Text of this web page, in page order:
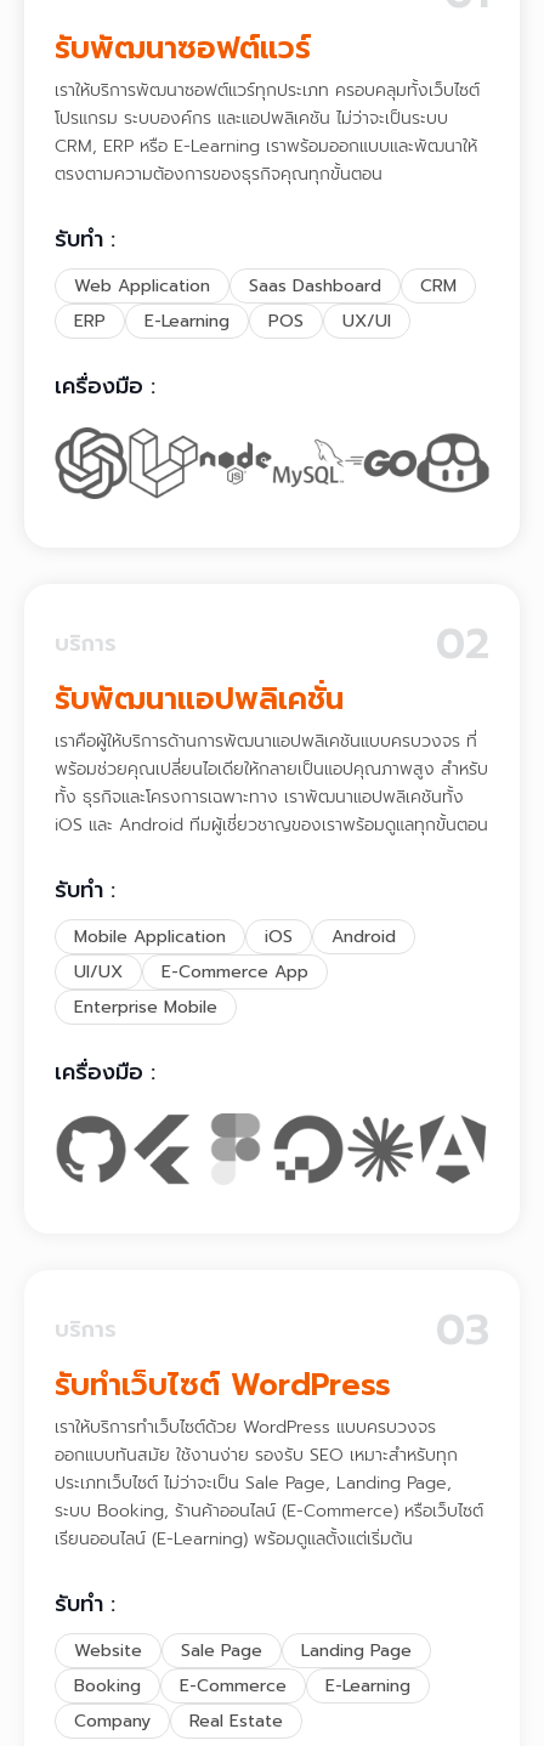
รับพัฒนาซอฟต์แวร์
เราให้บริการพัฒนาซอฟต์แวร์ทุกประเภท ครอบคลุมทั้งเว็บไซต์
โปรแกรม ระบบองค์กร และแอปพลิเคชัน ไม่ว่าจะเป็นระบบ
CRM, ERP หรือ E-Learning เราพร้อมออกแบบและพัฒนาให้
ตรงตามความต้องการของธุรกิจคุณทุกขั้นตอน
รับทำ :
Web Application Saas Dashboard
CRM
ERP
E-Learning POS UX/UI
เครื่องมือ :
บริการ 02
รับพัฒนาแอปพลิเคชั่น
เราคือผู้ให้บริการด้านการพัฒนาแอปพลิเคชันแบบครบวงจร ที่
พร้อมช่วยคุณเปลี่ยนไอเดียให้กลายเป็นแอปคุณภาพสูง สำหรับ
ทั้ง ธุรกิจและโครงการเฉพาะทาง เราพัฒนาแอปพลิเคชันทั้ง
iOS และ Android ทีมผู้เชี่ยวชาญของเราพร้อมดูแลทุกขั้นตอน
รับทำ :
Mobile Application iOS
Android
UI/UX
E-Commerce App
Enterprise Mobile
เครื่องมือ :
บริการ 03
รับทำเว็บไซต์ WordPress
เราให้บริการทำเว็บไซต์ด้วย WordPress แบบครบวงจร
ออกแบบทันสมัย ใช้งานง่าย รองรับ SEO เหมาะสำหรับทุก
ประเภทเว็บไซต์ ไม่ว่าจะเป็น Sale Page, Landing Page,
ระบบ Booking, ร้านค้าออนไลน์ (E-Commerce) หรือเว็บไซต์
เรียนออนไลน์ (E-Learning) พร้อมดูแลตั้งแต่เริ่มต้น
รับทำ :
Website Sale Page
Landing Page
Booking
E-Commerce
E-Learning
Company
Real Estate